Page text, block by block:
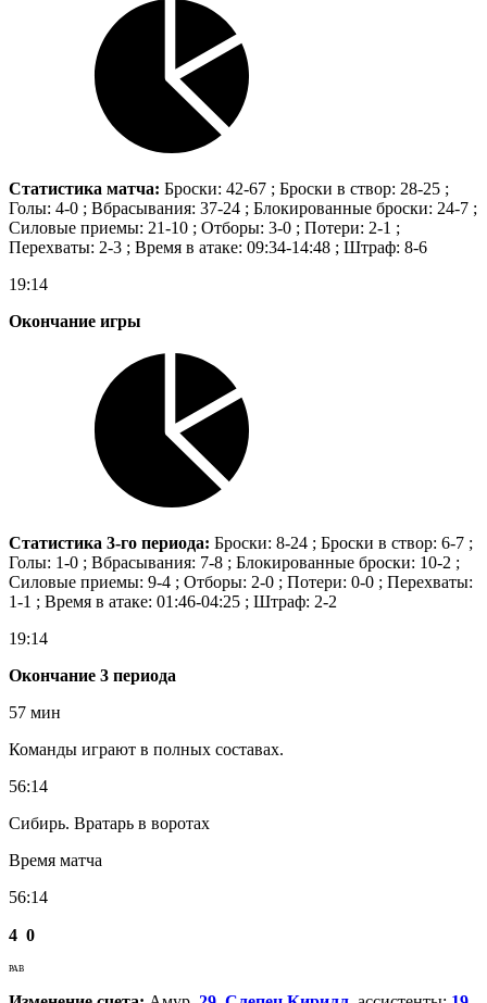
Статистика матча: Броски: 42-67 ; Броски в створ: 28-25 ;
Голы: 4-0 ; Вбрасывания: 37-24 ; Блокированные броски: 24-7 ;
Силовые приемы: 21-10 ; Отборы: 3-0 ; Потери: 2-1 ;
Перехваты: 2-3 ; Время в атаке: 09:34-14:48 ; Штраф: 8-6
19:14
Окончание игры
Статистика 3-го периода: Броски: 8-24 ; Броски в створ: 6-7 ;
Голы: 1-0 ; Вбрасывания: 7-8 ; Блокированные броски: 10-2 ;
Силовые приемы: 9-4 ; Отборы: 2-0 ; Потери: 0-0 ; Перехваты:
1-1 ; Время в атаке: 01:46-04:25 ; Штраф: 2-2
19:14
Окончание 3 периода
57 мин
Команды играют в полных составах.
56:14
Сибирь. Вратарь в воротах
Время матча
56:14
4 0
РАВ